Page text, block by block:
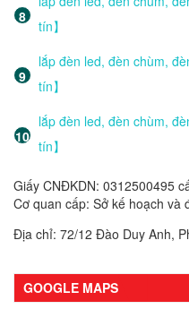
tín】
lắp đèn led, đèn chùm,
tín】
lắp đèn led, đèn chùm,
tín】
Giấy CNĐKDN: 0312500495
Cơ quan cấp: Sở kế hoạch và
Địa chỉ: 72/12 Đào Duy Anh,
GOOGLE MAPS